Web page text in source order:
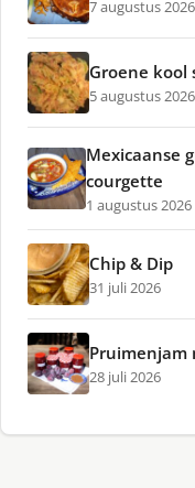
7 augustus 2026
Groene kool
5 augustus 2026
Mexicaanse
courgette
1 augustus 2026
Chip & Dip
31 juli 2026
Pruimenjam
28 juli 2026